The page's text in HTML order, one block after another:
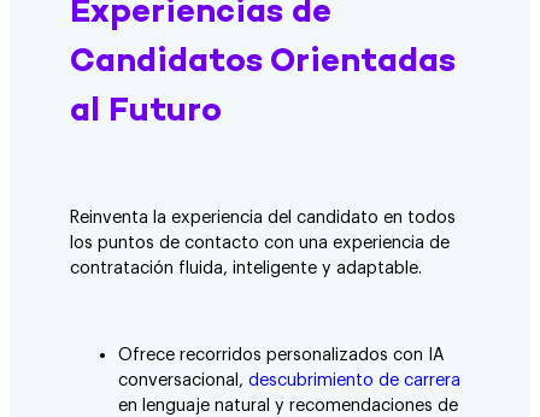
Experiencias de
Candidatos Orientadas
al Futuro
Reinventa la experiencia del candidato en todos
los puntos de contacto con una experiencia de
contratación fluida, inteligente y adaptable.
Ofrece recorridos personalizados con IA
conversacional, descubrimiento de carrera
en lenguaje natural y recomendaciones de